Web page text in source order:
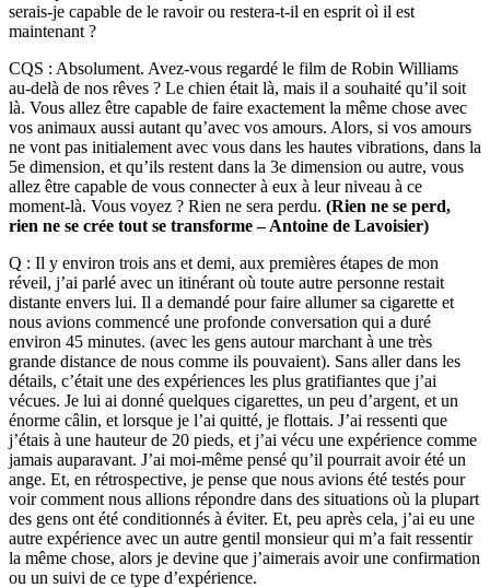
serais-je capable de le ravoir ou restera-t-il en esprit oì il est
maintenant ?
CQS : Absolument. Avez-vous regardé le film de Robin Williams
au-delà de nos rêves ? Le chien était là, mais il a souhaité qu’il soit
là. Vous allez être capable de faire exactement la même chose avec
vos animaux aussi autant qu’avec vos amours. Alors, si vos amours
ne vont pas initialement avec vous dans les hautes vibrations, dans la
5e dimension, et qu’ils restent dans la 3e dimension ou autre, vous
allez être capable de vous connecter à eux à leur niveau à ce
moment-là. Vous voyez ? Rien ne sera perdu. (Rien ne se perd,
rien ne se crée tout se transforme – Antoine de Lavoisier)
Q : Il y environ trois ans et demi, aux premières étapes de mon
réveil, j’ai parlé avec un itinérant où toute autre personne restait
distante envers lui. Il a demandé pour faire allumer sa cigarette et
nous avions commencé une profonde conversation qui a duré
environ 45 minutes. (avec les gens autour marchant à une très
grande distance de nous comme ils pouvaient). Sans aller dans les
détails, c’était une des expériences les plus gratifiantes que j’ai
vécues. Je lui ai donné quelques cigarettes, un peu d’argent, et un
énorme câlin, et lorsque je l’ai quitté, je flottais. J’ai ressenti que
j’étais à une hauteur de 20 pieds, et j’ai vécu une expérience comme
jamais auparavant. J’ai moi-même pensé qu’il pourrait avoir été un
ange. Et, en rétrospective, je pense que nous avions été testés pour
voir comment nous allions répondre dans des situations où la plupart
des gens ont été conditionnés à éviter. Et, peu après cela, j’ai eu une
autre expérience avec un autre gentil monsieur qui m’a fait ressentir
la même chose, alors je devine que j’aimerais avoir une confirmation
ou un suivi de ce type d’expérience.